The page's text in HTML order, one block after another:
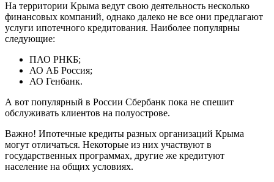
На территории Крыма ведут свою деятельность несколько
финансовых компаний, однако далеко не все они предлагают
услуги ипотечного кредитования. Наиболее популярны
следующие:
ПАО РНКБ;
АО АБ Россия;
АО Генбанк.
А вот популярный в России Сбербанк пока не спешит
обслуживать клиентов на полуострове.
Важно! Ипотечные кредиты разных организаций Крыма
могут отличаться. Некоторые из них участвуют в
государственных программах, другие же кредитуют
население на общих условиях.